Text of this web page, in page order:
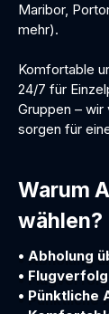
Maribor,
mehr).
Komfortable
24/7 für
Gruppen – wir
sorgen für
Warum
wählen?
• Abholung
•
• Pünktliche